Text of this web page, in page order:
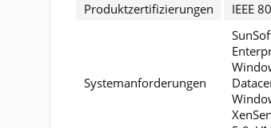
Produktzertifizierungen
IEEE
Systemanforderungen